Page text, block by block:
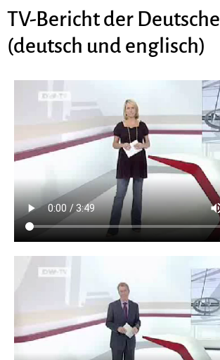
TV-Bericht der
(deutsch und englisch)